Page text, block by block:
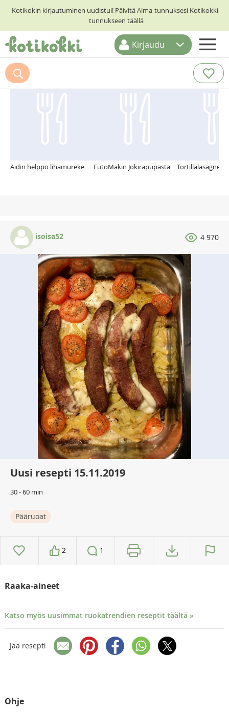
Kotikokin kirjautuminen uudistui! Päivitä Alma-tunnuksesi Kotikokki-
tunnukseen täällä
ETUSIVU
RESEPTIHAKU
Kirjaudu
Suosittelemme myös
Äidin helppo lihamureke FutoMakin Jokirapupasta Tortillalasagne
isoisa52 4 970
Uusi resepti 15.11.2019
30 - 60 min
Pääruoat
2 1
Raaka-aineet
Katso myös uusimmat ruokatrendien reseptit täältä »
Jaa resepti
Ohje